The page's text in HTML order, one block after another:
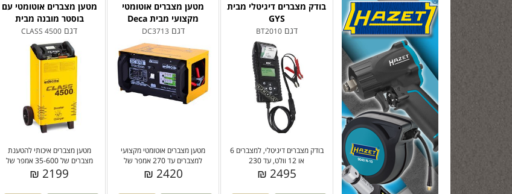
מטען מצברים אוטומטי עם
בוסטר מובנה מבית
דגם CLASS 4500
מטען מצברים איכותי להטענת
מצברים של 35-600 אמפר של
2199 ₪
מטען מצברים אוטומטי
מקצועי מבית Deca
דגם DC3713
מטען מצברים אוטומטי מקצועי
למצברים עד 270 אמפר של
2420 ₪
בודק מצברים דיגיטלי מבית
GYS
דגםBT2010
בודק מצברים דיגיטלי, למצברים 6
או 12 וולט, עד 230
2495 ₪